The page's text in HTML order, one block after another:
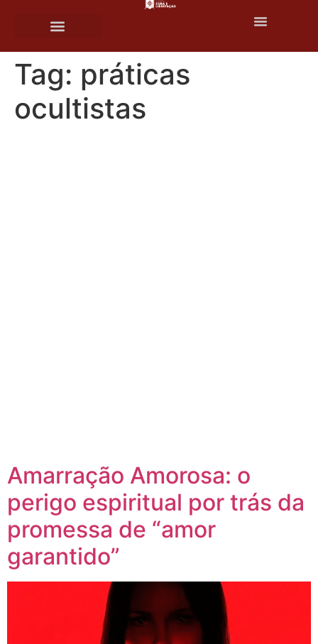
Tag: práticas
ocultistas
Amarração Amorosa: o
perigo espiritual por trás da
promessa de “amor
garantido”